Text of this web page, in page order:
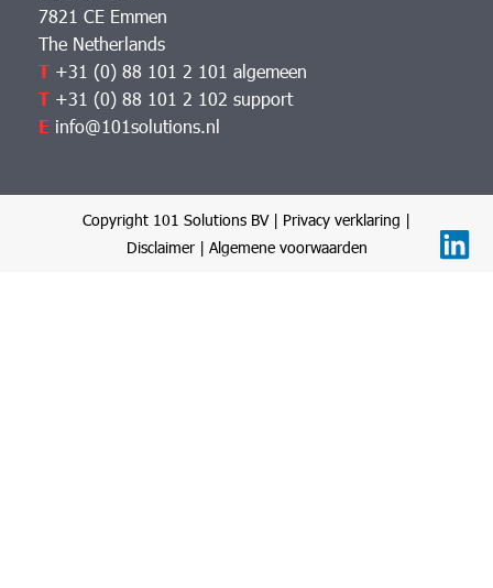
7821 CE Emmen
The Netherlands
T +31 (0) 88 101 2 101 algemeen
T +31 (0) 88 101 2 102 support
E info@101solutions.nl
Copyright 101 Solutions BV | Privacy verklaring |
Disclaimer| Algemene voorwaarden